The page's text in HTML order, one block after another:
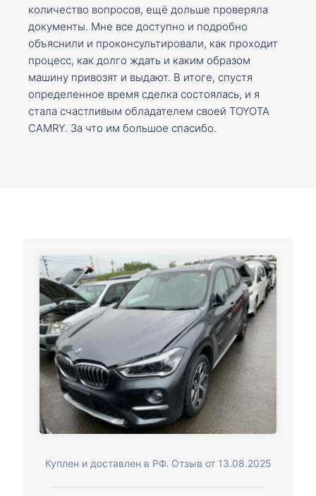
количество вопросов, ещё дольше проверяла
документы. Мне все доступно и подробно
объяснили и проконсультировали, как проходит
процесс, как долго ждать и каким образом
машину привозят и выдают. В итоге, спустя
определенное время сделка состоялась, и я
стала счастливым обладателем своей TOYOTA
CAMRY. За что им большое спасибо.
Куплен и доставлен в РФ. Отзыв от 13.08.2025